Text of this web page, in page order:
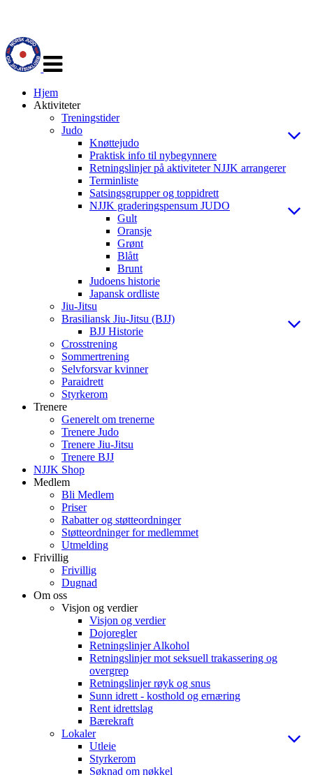
navigasjon
Hjem
Aktiviteter
Treningstider
Judo
Knøttejudo
Praktisk info til nybegynnere
Retningslinjer på aktiviteter NJJK arrangerer
Terminliste
Satsingsgrupper og toppidrett
NJJK graderingspensum JUDO
Gult
Oransje
Grønt
Blått
Brunt
Judoens historie
Japansk ordliste
Jiu-Jitsu
Brasiliansk Jiu-Jitsu (BJJ)
BJJ Historie
Crosstrening
Sommertrening
Selvforsvar kvinner
Paraidrett
Styrkerom
Trenere
Generelt om trenerne
Trenere Judo
Trenere Jiu-Jitsu
Trenere BJJ
NJJK Shop
Medlem
Bli Medlem
Priser
Rabatter og støtteordninger
Støtteordninger for medlemmet
Utmelding
Frivillig
Frivillig
Dugnad
Om oss
Visjon og verdier
Visjon og verdier
Dojoregler
Retningslinjer Alkohol
Retningslinjer mot seksuell trakassering og
overgrep
Retningslinjer røyk og snus
Sunn idrett - kosthold og ernæring
Rent idrettslag
Bærekraft
Lokaler
Utleie
Styrkerom
Søknad om nøkkel